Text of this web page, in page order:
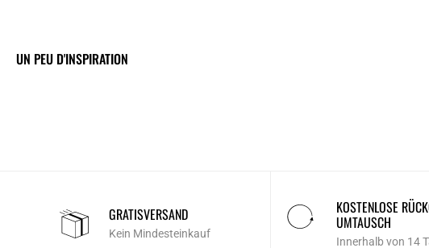
UN PEU D'INSPIRATION
GRATISVERSAND
Kein Mindesteinkauf
KOSTENLOSE
UMTAUSCH
Innerhalb von 14